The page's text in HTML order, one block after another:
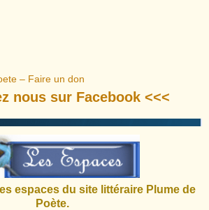
– Faire un don
nous sur Facebook <<<
espaces du site littéraire Plume de
Poète.